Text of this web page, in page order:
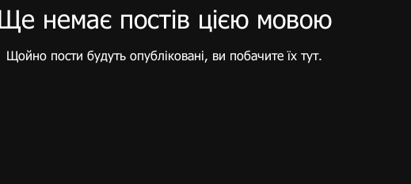
Ще немає постів цією мовою
Щойно пости будуть опубліковані, ви побачите їх тут.